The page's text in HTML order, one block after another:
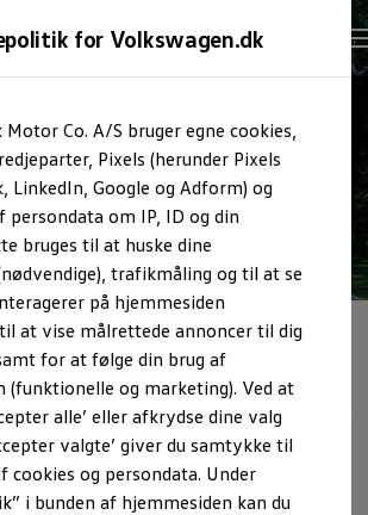
Cookiepolitik
tekster)
x
for to personer, sammen med
d. 18.-20. juni ved Egeskov
for Volkswagen.dk
Motor Co. A/S bruger egne cookies,
Pixels (herunder Pixels
LinkedIn, Google og Adform) og
persondata om IP, ID og din
bruges til at huske dine
trafikmåling og til at se
på hjemmesiden
at vise målrettede annoncer til dig
for at følge din brug af
(funktionelle og marketing). Ved at
alle’ eller afkrydse dine valg
valgte’ giver du samtykke til
cookies og persondata. Under
i bunden af hjemmesiden kan du